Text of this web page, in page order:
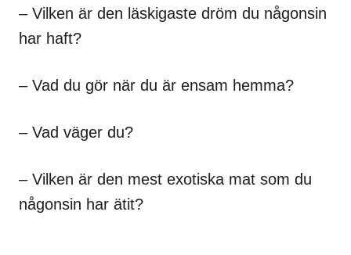
– Vilken är den läskigaste dröm du någonsin
har haft?
– Vad du gör när du är ensam hemma?
– Vad väger du?
– Vilken är den mest exotiska mat som du
någonsin har ätit?